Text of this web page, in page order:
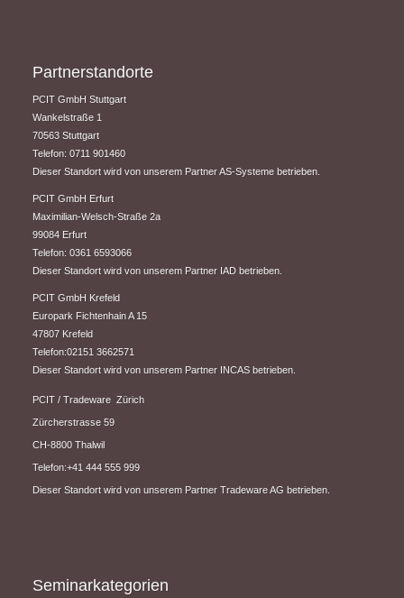
Partnerstandorte
PCIT GmbH Stuttgart
​Wankelstraße 1
70563 Stuttgart
Telefon: 0711 901460
Dieser Standort wird von unserem Partner AS-Systeme betrieben.
PCIT GmbH Erfurt
​Maximilian-Welsch-Straße 2a
99084 Erfurt
Telefon: 0361 6593066
Dieser Standort wird von unserem Partner IAD betrieben.
PCIT GmbH Krefeld
Europark Fichtenhain A 15
47807 Krefeld
Telefon:02151 3662571
Dieser Standort wird von unserem Partner INCAS betrieben.
PCIT / Tradeware Zürich
Zürcherstrasse 59
CH-8800 Thalwil
Telefon:+41 444 555 999
Dieser Standort wird von unserem Partner Tradeware AG betrieben.
Seminarkategorien